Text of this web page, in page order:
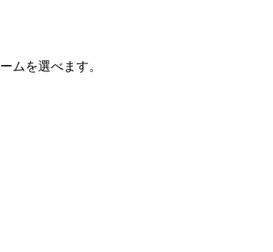
ムを選べます。